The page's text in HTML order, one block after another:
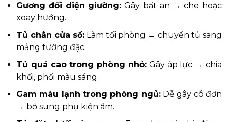
Gương đối diện giường: Gây bất an → che hoặc
xoay hướng.
Tủ chắn cửa sổ: Làm tối phòng → chuyển tủ sang
mảng tường đặc.
Tủ quá cao trong phòng nhỏ: Gây áp lực → chia
khối, phối màu sáng.
Gam màu lạnh trong phòng ngủ:Dễ gây cô đơn
→ bổ sung phụ kiện ấm.